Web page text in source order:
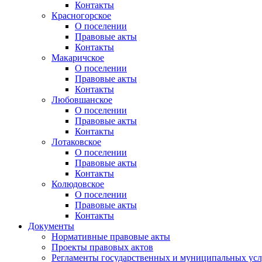
Контакты
Красногорское
О поселении
Правовые акты
Контакты
Макаричское
О поселении
Правовые акты
Контакты
Любовшанское
О поселении
Правовые акты
Контакты
Лотаковское
О поселении
Правовые акты
Контакты
Колюдовское
О поселении
Правовые акты
Контакты
Документы
Нормативные правовые акты
Проекты правовых актов
Регламенты государственных и муниципальных